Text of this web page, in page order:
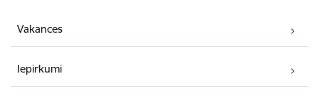
Vakances
Iepirkumi